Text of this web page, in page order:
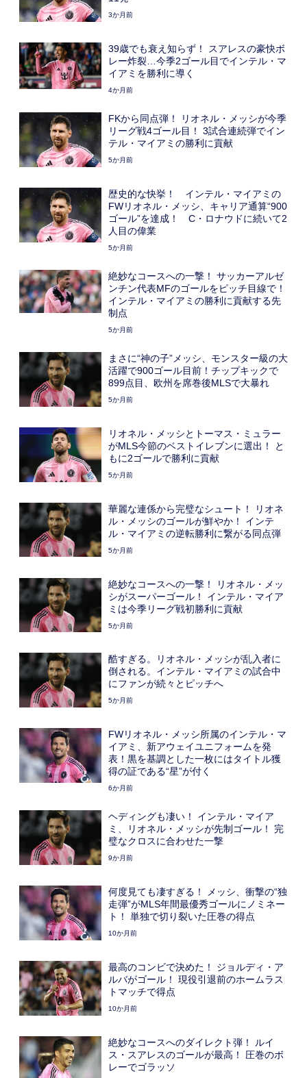
3か月前
39歳でも衰え知らず！ スアレスの豪快ボ
レー炸裂…今季2ゴール目でインテル・マ
イアミを勝利に導く
4か月前
FKから同点弾！ リオネル・メッシが今季
リーグ戦4ゴール目！ 3試合連続弾でイン
テル・マイアミの勝利に貢献
5か月前
歴史的な快挙！ インテル・マイアミの
FWリオネル・メッシ、キャリア通算“900
ゴール”を達成！ C・ロナウドに続いて2
人目の偉業
5か月前
絶妙なコースへの一撃！ サッカーアルゼ
ンチン代表MFのゴールをピッチ目線で！
インテル・マイアミの勝利に貢献する先
制点
5か月前
まさに“神の子”メッシ、モンスター級の大
活躍で900ゴール目前！チップキックで
899点目、欧州を席巻後MLSで大暴れ
5か月前
リオネル・メッシとトーマス・ミュラー
がMLS今節のベストイレブンに選出！ と
もに2ゴールで勝利に貢献
5か月前
華麗な連係から完璧なシュート！ リオネ
ル・メッシのゴールが鮮やか！ インテ
ル・マイアミの逆転勝利に繋がる同点弾
5か月前
絶妙なコースへの一撃！ リオネル・メッ
シがスーパーゴール！ インテル・マイア
ミは今季リーグ戦初勝利に貢献
5か月前
酷すぎる。リオネル・メッシが乱入者に
倒される。インテル・マイアミの試合中
にファンが続々とピッチへ
5か月前
FWリオネル・メッシ所属のインテル・マ
イアミ、新アウェイユニフォームを発
表！黒を基調とした一枚にはタイトル獲
得の証である“星”が付く
6か月前
ヘディングも凄い！ インテル・マイア
ミ、リオネル・メッシが先制ゴール！ 完
璧なクロスに合わせた一撃
9か月前
何度見ても凄すぎる！ メッシ、衝撃の“独
走弾”がMLS年間最優秀ゴールにノミネー
ト！ 単独で切り裂いた圧巻の得点
10か月前
最高のコンビで決めた！ ジョルディ・ア
ルバがゴール！ 現役引退前のホームラス
トマッチで得点
10か月前
絶妙なコースへのダイレクト弾！ ルイ
ス・スアレスのゴールが最高！ 圧巻のボ
レーでゴラッソ